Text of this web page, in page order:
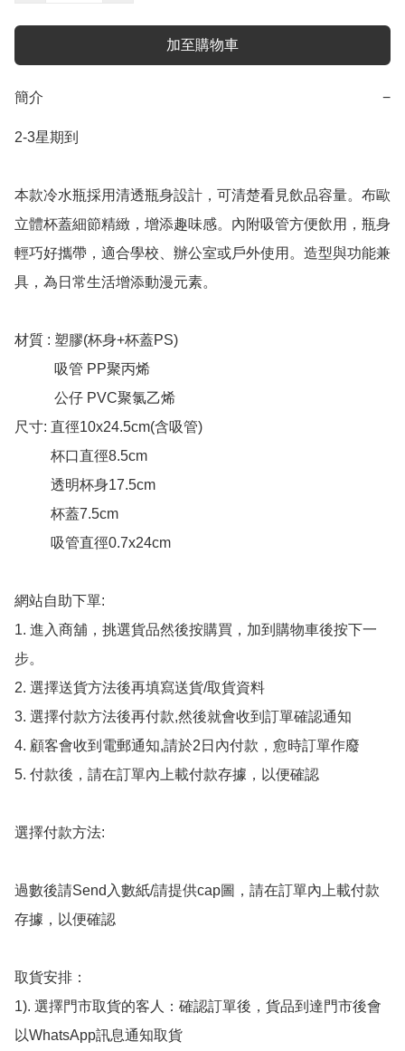
加至購物車
簡介 −
2-3星期到
本款冷水瓶採用清透瓶身設計，可清楚看見飲品容量。布歐
立體杯蓋細節精緻，增添趣味感。內附吸管方便飲用，瓶身
輕巧好攜帶，適合學校、辦公室或戶外使用。造型與功能兼
具，為日常生活增添動漫元素。
材質 : 塑膠(杯身+杯蓋PS)
尺寸: 直徑10x24.5cm(含吸管)
網站自助下單:
1. 進入商舖，挑選貨品然後按購買，加到購物車後按下一
步。
2. 選擇送貨方法後再填寫送貨/取貨資料
3. 選擇付款方法後再付款,然後就會收到訂單確認通知
4. 顧客會收到電郵通知,請於2日內付款，愈時訂單作廢
5. 付款後，請在訂單內上載付款存據，以便確認
選擇付款方法:
過數後請Send入數紙/請提供cap圖，請在訂單內上載付款
存據，以便確認
取貨安排：
1). 選擇門市取貨的客人：確認訂單後，貨品到達門市後會
以WhatsApp訊息通知取貨